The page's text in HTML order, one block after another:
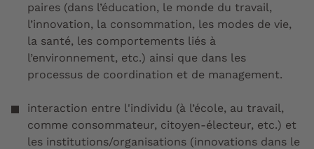
paires (dans l’éducation, le monde du travail,
l’innovation, la consommation, les modes de vie,
la santé, les comportements liés à
l’environnement, etc.) ainsi que dans les
processus de coordination et de management.
interaction entre l'individu (à l’école, au travail,
comme consommateur, citoyen-électeur, etc.) et
les institutions/organisations (innovations dans le